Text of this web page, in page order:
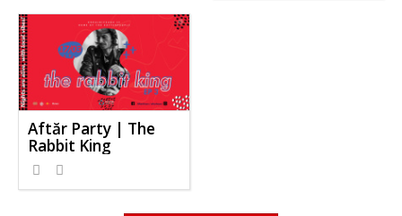
Aftăr Party | The
Rabbit King